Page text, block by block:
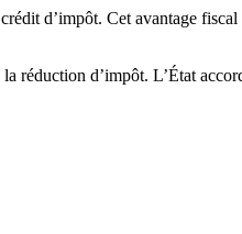
d’impôt. Cet avantage
d’impôt. L’État